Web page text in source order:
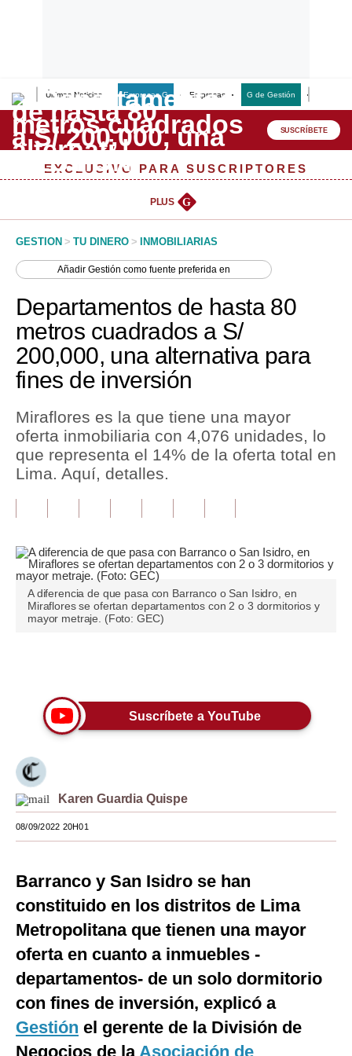
Últimas Noticias Empresas G Empresas G de Gestión
Lo último
Peru Quiosco
Management & Empleo
Perú
Política
Tu Dinero
Finanzas Personales
Inmobiliarias
Plus G
Pregunta de hoy
Blogs
Viajes
Moda
Estilos
Mundo
EEUU
España
Internacional
Tecnología
Club del Suscriptor
Mix
SUSCRÍBETE
EXCLUSIVO PARA SUSCRIPTORES
PLUS G
GESTION > TU DINERO > INMOBILIARIAS
AñadirGestión como fuente preferida en
Departamentos de hasta 80
metros cuadrados a S/
200,000, una alternativa para
fines de inversión
Miraflores es la que tiene una mayor
oferta inmobiliaria con 4,076 unidades, lo
que representa el 14% de la oferta total en
Lima. Aquí, detalles.
A diferencia de que pasa con Barranco o San Isidro, en
Miraflores se ofertan departamentos con 2 o 3 dormitorios y
mayor metraje. (Foto: GEC)
Suscríbete a YouTube
Karen Guardia Quispe
08/09/2022 20H01
Barranco y San Isidro se han
constituido en los distritos de Lima
Metropolitana que tienen una mayor
oferta en cuanto a inmuebles -
departamentos- de un solo dormitorio
con fines de inversión, explicó a
Gestión el gerente de la División de
Negocios de laAsociación de